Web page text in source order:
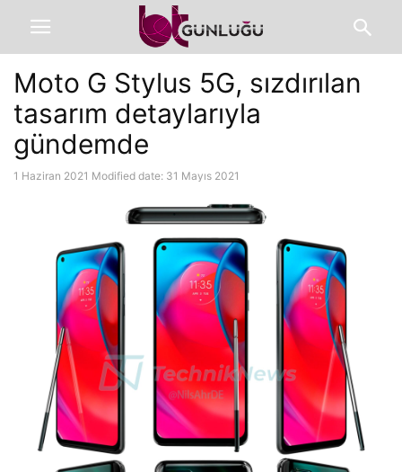
Moto G Stylus 5G, sızdırılan
tasarım detaylarıyla
gündemde
1 Haziran 2021 Modified date: 31 Mayıs 2021